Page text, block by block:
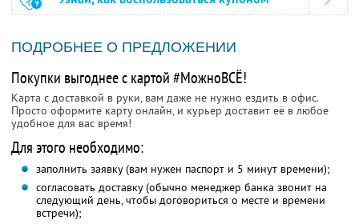
ПОДРОБНЕЕ О ПРЕДЛОЖЕНИИ
Покупки выгоднее с картой #МожноВСЁ!
Карта с доставкой в руки, вам даже не нужно ездить в офис.
Просто оформите карту онлайн, и курьер доставит её в любое
удобное для вас время!
Для этого необходимо:
заполнить заявку (вам нужен паспорт и 5 минут времени);
согласовать доставку (обычно менеджер банка звонит на
следующий день, чтобы договориться о месте и времени
встречи);